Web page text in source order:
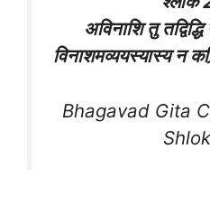
अविनाशि तु
विनाशमव्ययस्यास्य न
Bhagavad Gita